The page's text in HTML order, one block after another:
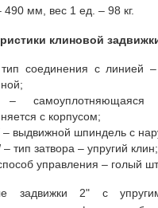
490 мм, вес 1 ед. – 98 кг.
клиновой
соединения с линией
– самоуплотняющаяся
с корпусом;
– выдвижной шпиндель с
– тип затвора – упругий клин;
управления – голый
задвижки 2" с